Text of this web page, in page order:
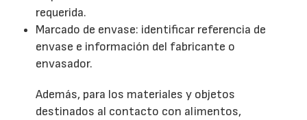
requerida.
Marcado de envase: identificar referencia de
envase e información del fabricante o
envasador.
Además, para los materiales y objetos
destinados al contacto con alimentos,